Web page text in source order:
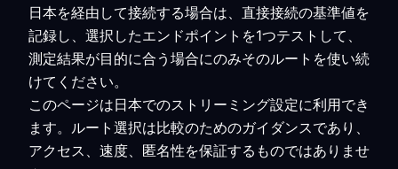
日本を経由して接続する場合は、直接接続の基準値を
記録し、選択したエンドポイントを1つテストして、
測定結果が目的に合う場合にのみそのルートを使い続
けてください。
このページは日本でのストリーミング設定に利用でき
ます。ルート選択は比較のためのガイダンスであり、
アクセス、速度、匿名性を保証するものではありませ